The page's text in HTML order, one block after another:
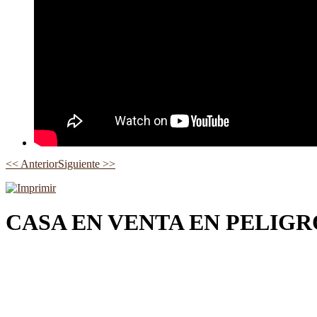
<< AnteriorSiguiente >>
CASA EN VENTA EN